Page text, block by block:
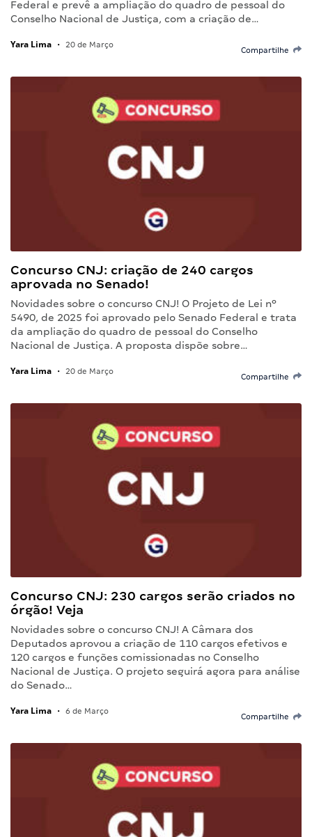
Federal e prevê a ampliação do quadro de pessoal do
Conselho Nacional de Justiça, com a criação de…
Yara Lima • 20 de Março
Compartilhe
Concurso CNJ: criação de 240 cargos
aprovada no Senado!
Novidades sobre o concurso CNJ! O Projeto de Lei nº
5490, de 2025 foi aprovado pelo Senado Federal e trata
da ampliação do quadro de pessoal do Conselho
Nacional de Justiça. A proposta dispõe sobre…
Yara Lima • 20 de Março
Compartilhe
Concurso CNJ: 230 cargos serão criados no
órgão! Veja
Novidades sobre o concurso CNJ! A Câmara dos
Deputados aprovou a criação de 110 cargos efetivos e
120 cargos e funções comissionadas no Conselho
Nacional de Justiça. O projeto seguirá agora para análise
do Senado…
Yara Lima • 6 de Março
Compartilhe